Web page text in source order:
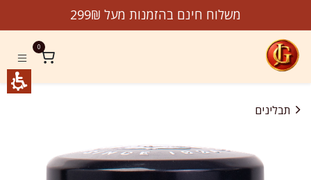
משלוח חינם בהזמנות מעל 299₪
0
תבלינים